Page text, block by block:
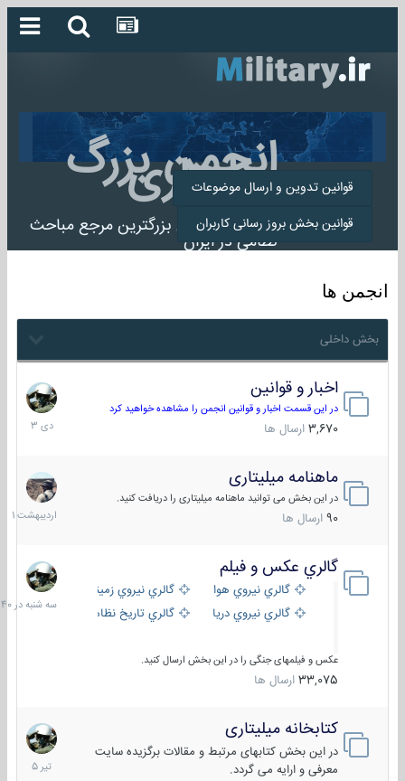
انجمن بزرگ
میلیتاری
انجمن میلیتاری بزرگترین مرجع مباحث
نظامی در ایران
قوانین تدوین و ارسال موضوعات
قوانین بخش بروز رسانی کاربران
انجمن ها
بخش داخلی
اخبار و قوانین
در این قسمت اخبار و قوانین انجمن را مشاهده خواهید کرد
3,670 ارسال ها
22
دی
1403
ماهنامه میلیتاری
در این بخش می توانید ماهنامه میلیتاری را دریافت کنید.
90 ارسال ها
30
1401
گالري عكس و فيلم
گالري نيروي هوايي
گالري نيروي زميني
گالري نيروي دريايي
گالري تاریخ نظامی
عکس و فیلمهای جنگی را در این بخش ارسال کنید.
33,075 ارسال ها
سه
شنبه
در
کتابخانه میلیتاری
در این بخش کتابهای مرتبط و مقالات برگزیده سایت
معرفی و ارایه می گردد.
16
تیر
1405